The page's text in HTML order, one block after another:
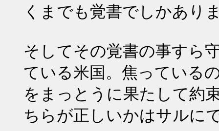
くまでも覚書でしかあり
そしてその覚書の事すら
ている米国。焦っている
をまっとうに果たして約
ちらが正しいかはサルに